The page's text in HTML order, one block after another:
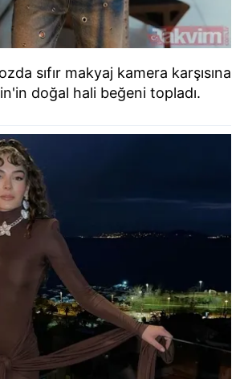
sıfır makyaj kamera karşısına
doğal hali beğeni topladı.